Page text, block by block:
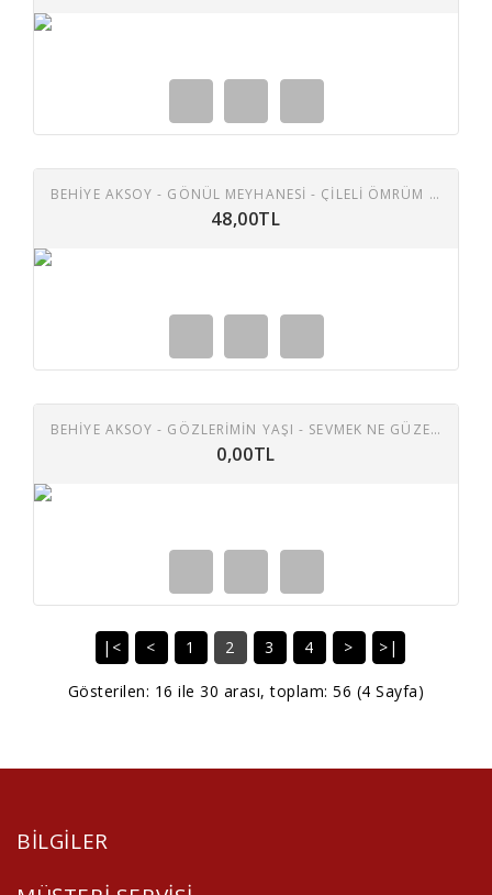
BEHIYE AKSOY - GÖNÜL MEYHANESI - ÇILELI ÖMRÜM 45 LIK PLAK
48,00TL
BEHIYE AKSOY - GÖZLERIMIN YAŞI - SEVMEK NE GÜZEL ŞEYDIR 45 LIK PLAK
0,00TL
|< < 1 2 3 4 > >|
Gösterilen: 16 ile 30 arası, toplam: 56 (4 Sayfa)
BILGILER